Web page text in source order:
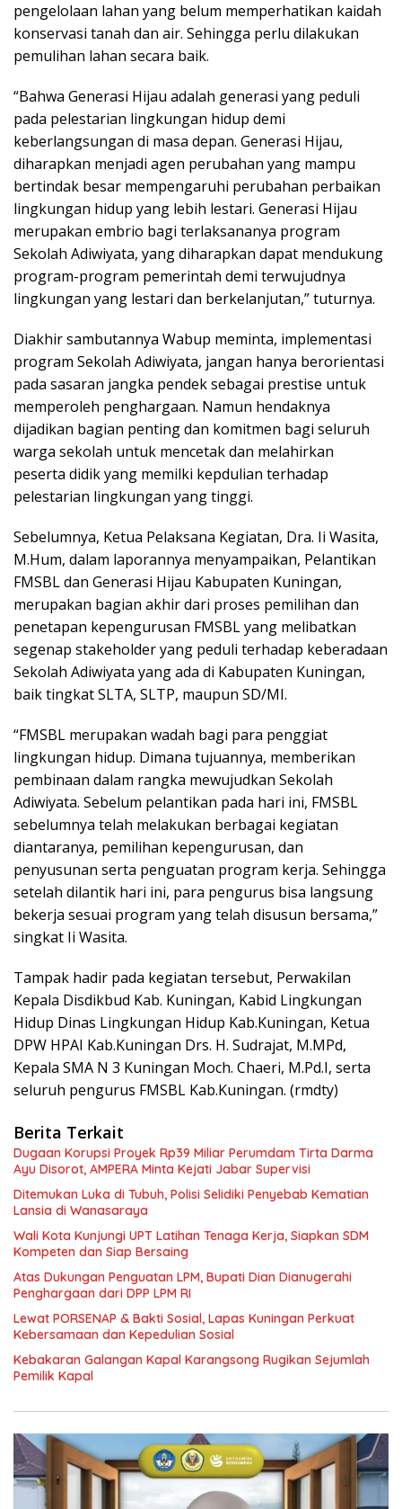
pengelolaan lahan yang belum memperhatikan kaidah
konservasi tanah dan air. Sehingga perlu dilakukan
pemulihan lahan secara baik.
“Bahwa Generasi Hijau adalah generasi yang peduli
pada pelestarian lingkungan hidup demi
keberlangsungan di masa depan. Generasi Hijau,
diharapkan menjadi agen perubahan yang mampu
bertindak besar mempengaruhi perubahan perbaikan
lingkungan hidup yang lebih lestari. Generasi Hijau
merupakan embrio bagi terlaksananya program
Sekolah Adiwiyata, yang diharapkan dapat mendukung
program-program pemerintah demi terwujudnya
lingkungan yang lestari dan berkelanjutan,” tuturnya.
Diakhir sambutannya Wabup meminta, implementasi
program Sekolah Adiwiyata, jangan hanya berorientasi
pada sasaran jangka pendek sebagai prestise untuk
memperoleh penghargaan. Namun hendaknya
dijadikan bagian penting dan komitmen bagi seluruh
warga sekolah untuk mencetak dan melahirkan
peserta didik yang memilki kepdulian terhadap
pelestarian lingkungan yang tinggi.
Sebelumnya, Ketua Pelaksana Kegiatan, Dra. Ii Wasita,
M.Hum, dalam laporannya menyampaikan, Pelantikan
FMSBL dan Generasi Hijau Kabupaten Kuningan,
merupakan bagian akhir dari proses pemilihan dan
penetapan kepengurusan FMSBL yang melibatkan
segenap stakeholder yang peduli terhadap keberadaan
Sekolah Adiwiyata yang ada di Kabupaten Kuningan,
baik tingkat SLTA, SLTP, maupun SD/MI.
“FMSBL merupakan wadah bagi para penggiat
lingkungan hidup. Dimana tujuannya, memberikan
pembinaan dalam rangka mewujudkan Sekolah
Adiwiyata. Sebelum pelantikan pada hari ini, FMSBL
sebelumnya telah melakukan berbagai kegiatan
diantaranya, pemilihan kepengurusan, dan
penyusunan serta penguatan program kerja. Sehingga
setelah dilantik hari ini, para pengurus bisa langsung
bekerja sesuai program yang telah disusun bersama,”
singkat Ii Wasita.
Tampak hadir pada kegiatan tersebut, Perwakilan
Kepala Disdikbud Kab. Kuningan, Kabid Lingkungan
Hidup Dinas Lingkungan Hidup Kab.Kuningan, Ketua
DPW HPAI Kab.Kuningan Drs. H. Sudrajat, M.MPd,
Kepala SMA N 3 Kuningan Moch. Chaeri, M.Pd.I, serta
seluruh pengurus FMSBL Kab.Kuningan. (rmdty)
Berita Terkait
Dugaan Korupsi Proyek Rp39 Miliar Perumdam Tirta Darma
Ayu Disorot, AMPERA Minta Kejati Jabar Supervisi
Ditemukan Luka di Tubuh, Polisi Selidiki Penyebab Kematian
Lansia di Wanasaraya
Wali Kota Kunjungi UPT Latihan Tenaga Kerja, Siapkan SDM
Kompeten dan Siap Bersaing
Atas Dukungan Penguatan LPM, Bupati Dian Dianugerahi
Penghargaan dari DPP LPM RI
Lewat PORSENAP & Bakti Sosial, Lapas Kuningan Perkuat
Kebersamaan dan Kepedulian Sosial
Kebakaran Galangan Kapal Karangsong Rugikan Sejumlah
Pemilik Kapal